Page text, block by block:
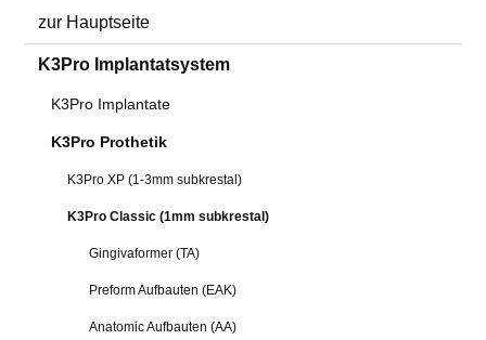
zur Hauptseite
K3Pro Implantatsystem
K3Pro Implantate
K3Pro Prothetik
K3Pro XP (1-3mm subkrestal)
K3Pro Classic (1mm subkrestal)
Gingivaformer (TA)
Preform Aufbauten (EAK)
Anatomic Aufbauten (AA)